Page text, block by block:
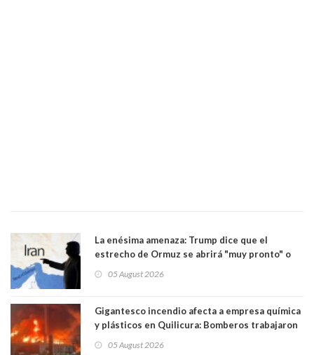
La enésima amenaza: Trump dice que el
estrecho de Ormuz se abrirá "muy pronto" o
05 August 2026
Gigantesco incendio afecta a empresa química
y plásticos en Quilicura: Bomberos trabajaron
05 August 2026